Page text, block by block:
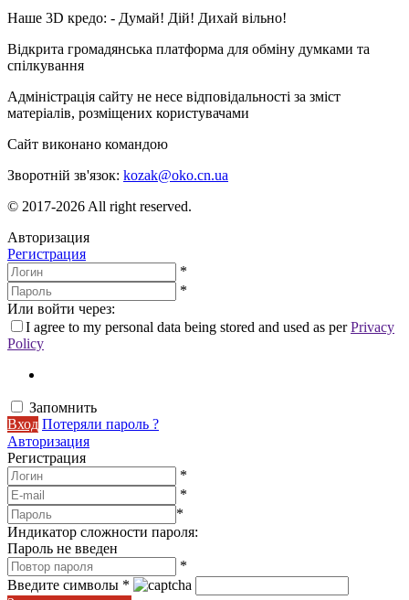
Наше 3D кредо: - Думай! Дій! Дихай вільно!
Відкрита громадянська платформа для обміну думками та
спілкування
Адміністрація сайту не несе відповідальності за зміст
матеріалів, розміщених користувачами
Сайт виконано командою
Зворотній зв'язок: kozak@oko.cn.ua
© 2017-2026 All right reserved.
Авторизация
Регистрация
*
*
Или войти через:
I agree to my personal data being stored and used as perPrivacy
Policy
Запомнить
Вход Потеряли пароль ?
Авторизация
Регистрация
*
*
*
Индикатор сложности пароля:
Пароль не введен
*
Введите символы *